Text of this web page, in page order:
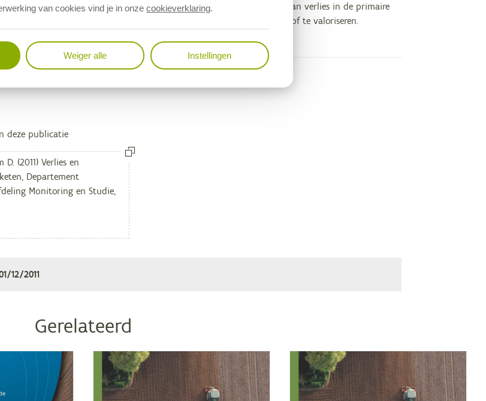
het voedseldebat met het jaar 2050 als horizon en de inventarisatie van verlies in de primaire
voor verder onderzoek om deze verliezen maximaal terug te dringen of te valoriseren.
deze publicatie
12/2011
Gerelateerd
van cookies vind je in onze cookieverklaring.
Weiger alle Instellingen